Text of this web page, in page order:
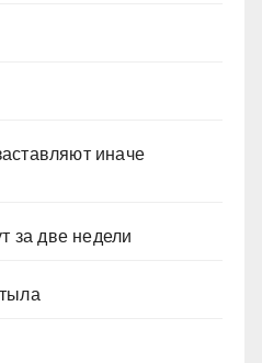
иначе
за две недели